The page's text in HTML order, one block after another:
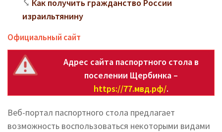
Как получить гражданство России
израильтянину
Официальный сайт
Адрес сайта паспортного стола в
поселении Щербинка –
https://77.мвд.рф/.
Веб-портал паспортного стола предлагает
возможность воспользоваться некоторыми видами